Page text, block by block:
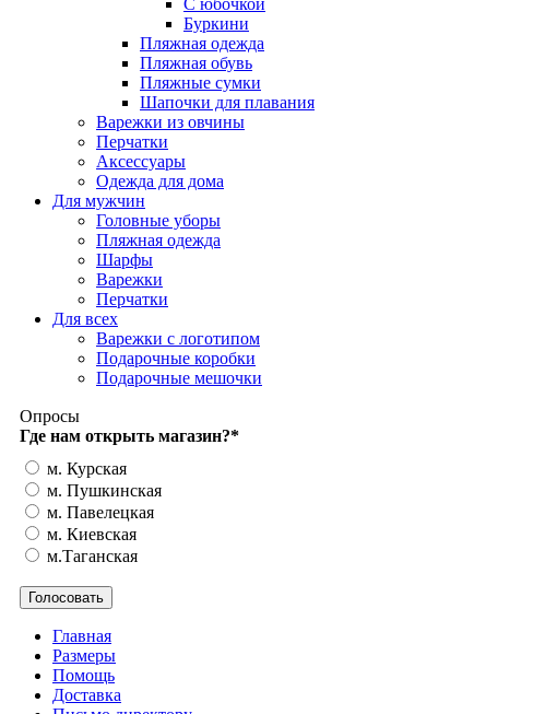
Буркини
Пляжная одежда
Пляжная обувь
Пляжные сумки
Шапочки для плавания
Варежки из овчины
Перчатки
Аксессуары
Одежда для дома
Для мужчин
Головные уборы
Пляжная одежда
Шарфы
Варежки
Перчатки
Для всех
Варежки с логотипом
Подарочные коробки
Подарочные мешочки
Опросы
Где нам открыть магазин?*
м. Курская
м. Пушкинская
м. Павелецкая
м. Киевская
м.Таганская
Главная
Размеры
Помощь
Доставка